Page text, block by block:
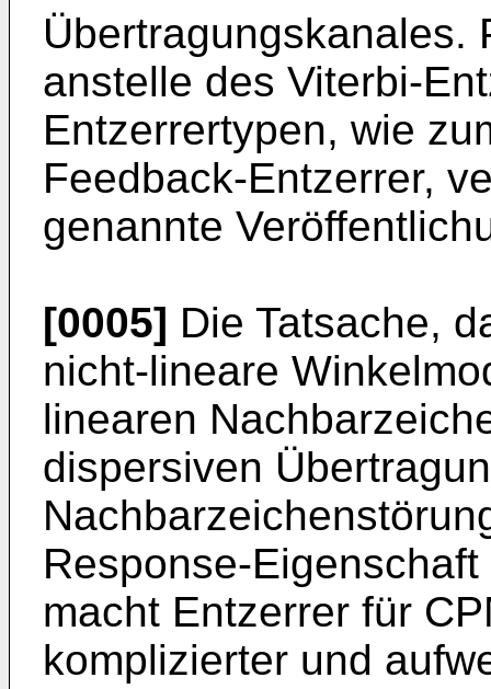
Übertragungskanales.
anstelle des Viterbi-
Entzerrertypen, wie
Feedback-Entzerrer,
genannte
[0005] Die Tatsache,
nicht-lineare
linearen
dispersiven
Response-
macht Entzerrer für
komplizierter und